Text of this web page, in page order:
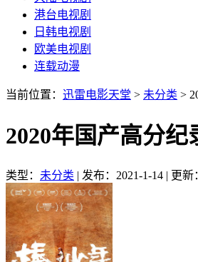
港台电视剧
日韩电视剧
欧美电视剧
连载动漫
当前位置： 迅雷电影天堂 > 未分类 >
2020年国产高分
类型： 未分类 | 发布：2021-1-14 | 更新